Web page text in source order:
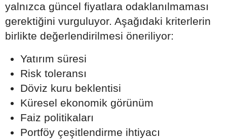
yalnızca güncel fiyatlara odaklanılmaması
gerektiğini vurguluyor. Aşağıdaki kriterlerin
birlikte değerlendirilmesi öneriliyor:
Yatırım süresi
Risk toleransı
Döviz kuru beklentisi
Küresel ekonomik görünüm
Faiz politikaları
Portföy çeşitlendirme ihtiyacı